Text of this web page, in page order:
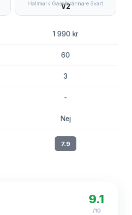
Hallmark Gasolbrännare Svart
1 990 kr
60
3
-
Nej
7.9
9.1
/10